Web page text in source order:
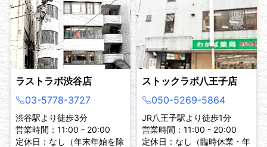
ラストラボ渋谷店
03-5778-3727
渋谷駅より徒歩3分
営業時間：11:00 - 20:00
定休日：なし（年末年始を除
ストックラボ八王子店
050-5269-5864
JR八王子駅より徒歩1分
営業時間：11:00 - 20:00
定休日：なし（臨時休業・年